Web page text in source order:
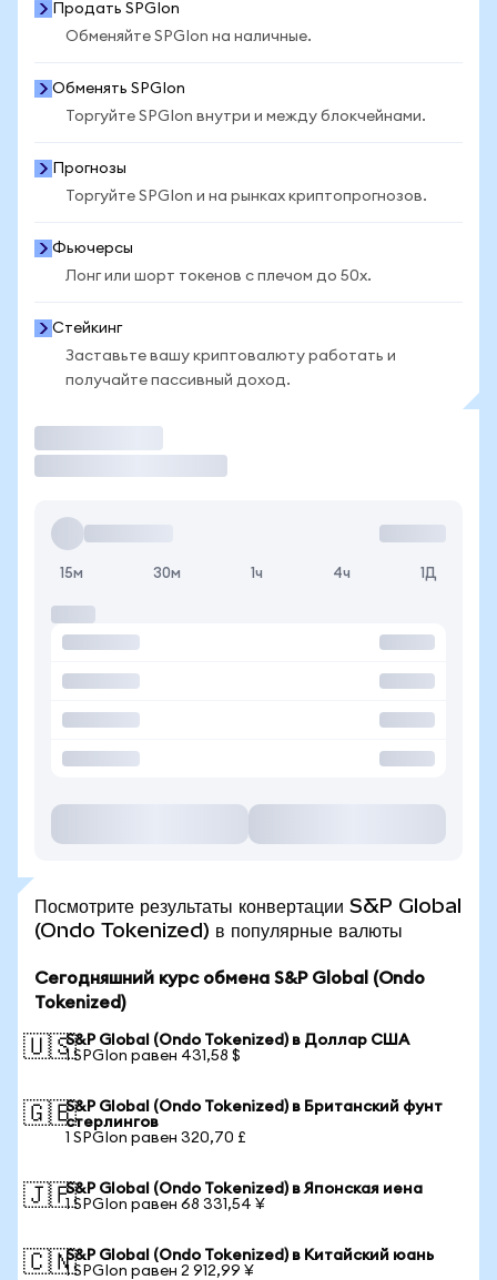
Продать SPGIon
Обменяйте SPGIon на наличные.
Обменять SPGIon
Торгуйте SPGIon внутри и между блокчейнами.
Прогнозы
Торгуйте SPGIon и на рынках криптопрогнозов.
Фьючерсы
Лонг или шорт токенов с плечом до 50x.
Стейкинг
Заставьте вашу криптовалюту работать и
получайте пассивный доход.
15м 30м 1ч 4ч 1Д
Посмотрите результаты конвертации S&P Global
(Ondo Tokenized) в популярные валюты
Сегодняшний курс обмена S&P Global (Ondo
Tokenized)
🇺🇸S&P Global (Ondo Tokenized) в Доллар США
1 SPGIon равен 431,58 $
🇬🇧S&P Global (Ondo Tokenized) в Британский фунт
стерлингов
1 SPGIon равен 320,70 £
🇯🇵S&P Global (Ondo Tokenized) в Японская иена
1 SPGIon равен 68 331,54 ¥
🇨🇳S&P Global (Ondo Tokenized) в Китайский юань
1 SPGIon равен 2 912,99 ¥